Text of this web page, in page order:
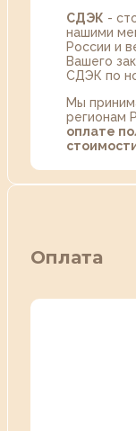
СДЭК -
нашими
России и
Вашего
СДЭК по
Мы
регионам
оплате
Оплата